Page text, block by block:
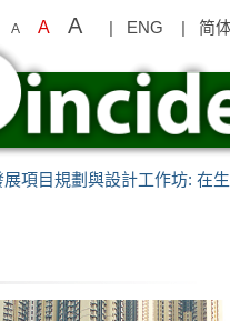
A A A | ENG | 简
項目規劃與設計工作坊: 在